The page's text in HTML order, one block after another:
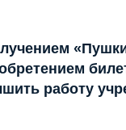
работу